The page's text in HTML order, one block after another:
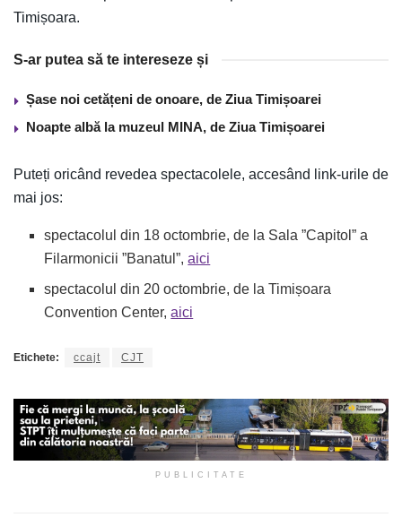
Timișoara.
S-ar putea să te intereseze și
Șase noi cetățeni de onoare, de Ziua Timișoarei
Noapte albă la muzeul MINA, de Ziua Timișoarei
Puteți oricând revedea spectacolele, accesând link-urile de
mai jos:
spectacolul din 18 octombrie, de la Sala ”Capitol” a
Filarmonicii ”Banatul”,aici
spectacolul din 20 octombrie, de la Timișoara
Convention Center,aici
Etichete: ccajt CJT
PUBLICITATE